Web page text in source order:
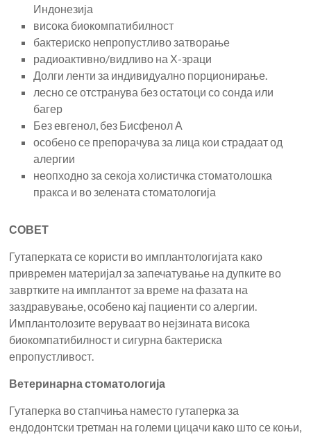
Индонезија
висока биокомпатибилност
бактериско непропустливо затворање
радиоактивно/видливо на Х-зраци
Долги ленти за индивидуално порционирање.
лесно се отстранува без остатоци со сонда или
багер
Без евгенол, без Бисфенол А
особено се препорачува за лица кои страдаат од
алергии
неопходно за секоја холистичка стоматолошка
пракса и во зелената стоматологија
СОВЕТ
Гутаперката се користи во имплантологијата како
привремен материјал за запечатување на дупките во
завртките на имплантот за време на фазата на
заздравување, особено кај пациенти со алергии.
Имплантолозите веруваат во нејзината висока
биокомпатибилност и сигурна бактериска
епропустливост.
Ветеринарна стоматологија
Гутаперка во стапчиња наместо гутаперка за
ендодонтски третман на големи цицачи како што се коњи,